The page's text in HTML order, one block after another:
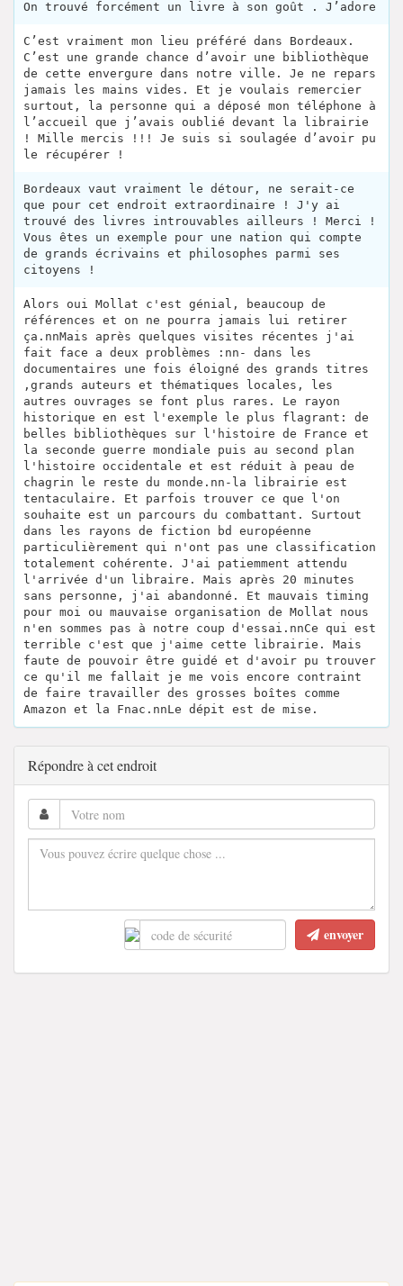
On trouvé forcément un livre à son goût . J’adore
C’est vraiment mon lieu préféré dans Bordeaux.
C’est une grande chance d’avoir une bibliothèque
de cette envergure dans notre ville. Je ne repars
jamais les mains vides. Et je voulais remercier
surtout, la personne qui a déposé mon téléphone à
l’accueil que j’avais oublié devant la librairie
! Mille mercis !!! Je suis si soulagée d’avoir pu
le récupérer !
Bordeaux vaut vraiment le détour, ne serait-ce
que pour cet endroit extraordinaire ! J'y ai
trouvé des livres introuvables ailleurs ! Merci !
Vous êtes un exemple pour une nation qui compte
de grands écrivains et philosophes parmi ses
citoyens !
Alors oui Mollat c'est génial, beaucoup de
références et on ne pourra jamais lui retirer
ça.nnMais après quelques visites récentes j'ai
fait face a deux problèmes :nn- dans les
documentaires une fois éloigné des grands titres
,grands auteurs et thématiques locales, les
autres ouvrages se font plus rares. Le rayon
historique en est l'exemple le plus flagrant: de
belles bibliothèques sur l'histoire de France et
la seconde guerre mondiale puis au second plan
l'histoire occidentale et est réduit à peau de
chagrin le reste du monde.nn-la librairie est
tentaculaire. Et parfois trouver ce que l'on
souhaite est un parcours du combattant. Surtout
dans les rayons de fiction bd européenne
particulièrement qui n'ont pas une classification
totalement cohérente. J'ai patiemment attendu
l'arrivée d'un libraire. Mais après 20 minutes
sans personne, j'ai abandonné. Et mauvais timing
pour moi ou mauvaise organisation de Mollat nous
n'en sommes pas à notre coup d'essai.nnCe qui est
terrible c'est que j'aime cette librairie. Mais
faute de pouvoir être guidé et d'avoir pu trouver
ce qu'il me fallait je me vois encore contraint
de faire travailler des grosses boîtes comme
Amazon et la Fnac.nnLe dépit est de mise.
Répondre à cet endroit
envoyer